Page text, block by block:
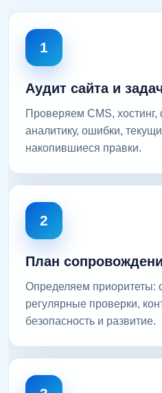
1
Аудит сайта и
Проверяем CMS,
аналитику, ошибки,
накопившиеся правки.
2
План
Определяем приоритеты:
регулярные проверки,
безопасность и развитие.